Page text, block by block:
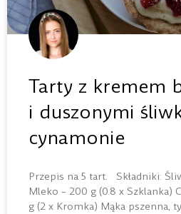
Tarty z kremem
i duszonymi
cynamonie
Przepis na 5 tart. Składniki:
Mleko – 200 g (0.8 x Szklanka)
g (2 x Kromka) Mąka pszenna,